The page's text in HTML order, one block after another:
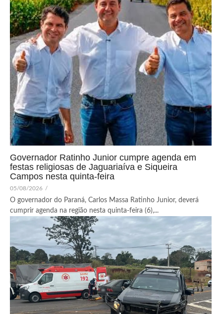
Governador Ratinho Junior cumpre agenda em
festas religiosas de Jaguariaíva e Siqueira
Campos nesta quinta-feira
05/08/2026 /
O governador do Paraná, Carlos Massa Ratinho Junior, deverá
cumprir agenda na região nesta quinta-feira (6),...